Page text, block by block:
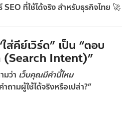
ที่ใช้ได้จริงสำหรับธุรกิจไทย 🚀
ส่คีย์เวิร์ด” เป็น “ตอบ
(Search Intent)”
มว่า เว็บคุณมีคำนี้ไหม
ถามผู้ใช้ได้จริงหรือเปล่า?”